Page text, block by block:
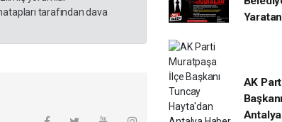
tarafından dava
AK